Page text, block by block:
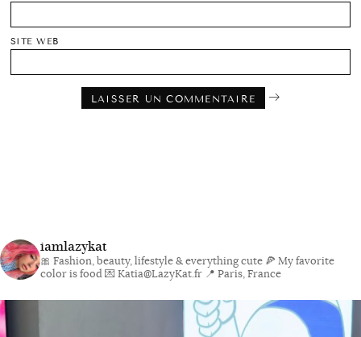
SITE WEB
iamlazykat
🎀 Fashion, beauty, lifestyle & everything cute 🍕 My favorite
color is food💌 Katia@LazyKat.fr 📍 Paris, France